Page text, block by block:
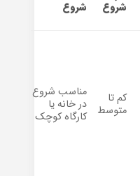
شروع شروع
کم تا
متوسط
مناسب شروع
در خانه یا
کارگاه کوچک